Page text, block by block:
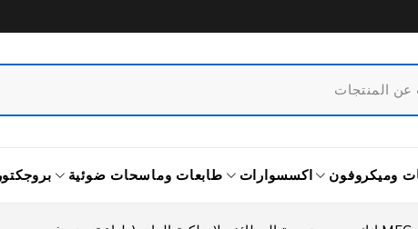
وميكروفون اكسسوارات طابعات وماسحات ضوئية بروجكتور